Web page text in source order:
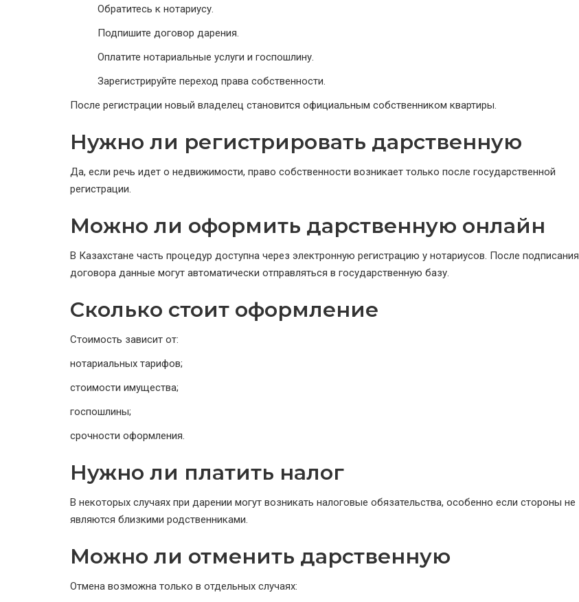
Обратитесь к нотариусу.
Подпишите договор дарения.
Оплатите нотариальные услуги и госпошлину.
Зарегистрируйте переход права собственности.
После регистрации новый владелец становится официальным собственником квартиры.
Нужно ли регистрировать дарственную
Да, если речь идет о недвижимости, право собственности возникает только после государственной
регистрации.
Можно ли оформить дарственную онлайн
В Казахстане часть процедур доступна через электронную регистрацию у нотариусов. После подписания
договора данные могут автоматически отправляться в государственную базу.
Сколько стоит оформление
Стоимость зависит от:
нотариальных тарифов;
стоимости имущества;
госпошлины;
срочности оформления.
Нужно ли платить налог
В некоторых случаях при дарении могут возникать налоговые обязательства, особенно если стороны не
являются близкими родственниками.
Можно ли отменить дарственную
Отмена возможна только в отдельных случаях: